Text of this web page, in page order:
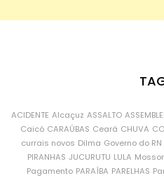
ACIDENTE Alcaçuz ASSALTO
Caicó CARAÚBAS Ceará CHUVA
currais novos Dilma Governo do RN
PIRANHAS JUCURUTU LULA
Pagamento PARAÍBA PARELHAS